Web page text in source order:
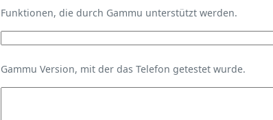
Funktionen, die durch Gammu unterstützt werden.
Gammu Version, mit der das Telefon getestet wurde.